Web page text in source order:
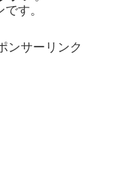
す。
ンサーリンク